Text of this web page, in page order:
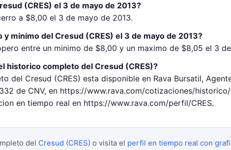
(CRES) el 3 de mayo de 2013?
a $8,00 el 3 de mayo de 2013.
y minimo del Cresud (CRES) el 3 de mayo de 2013?
entre un minimo de $8,00 y un maximo de $8,05 el 3
historico completo del Cresud (CRES)?
del Cresud (CRES) esta disponible en Rava Bursatil,
de CNV, en https://www.rava.com/cotizaciones/
en tiempo real en https://www.rava.com/perfil/CRES.
del Cresud (CRES) o visita el perfil en tiempo real con